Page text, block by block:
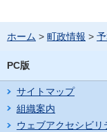
ホーム > 町政情報 >
PC版
サイトマップ
組織案内
ウェブアクセシビリ